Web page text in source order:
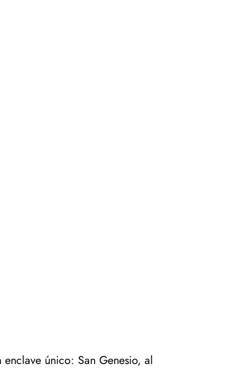
único: San Genesio, al